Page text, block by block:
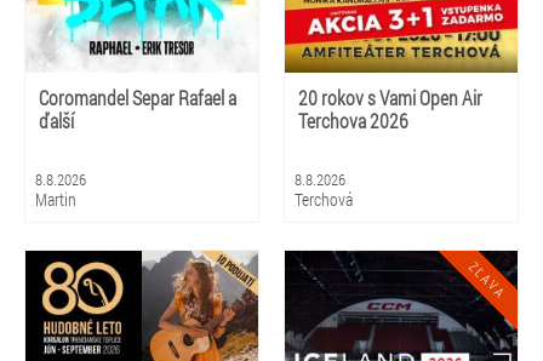
Coromandel Separ Rafael a
ďalší
8.8.2026
Martin
20 rokov s Vami Open Air
Terchova 2026
8.8.2026
Terchová